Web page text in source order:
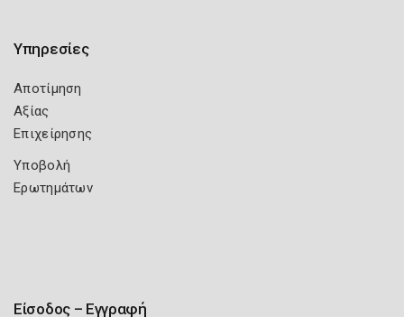
Υπηρεσίες
Αποτίμηση
Αξίας
Επιχείρησης
Υποβολή
Ερωτημάτων
Είσοδος – Εγγραφή